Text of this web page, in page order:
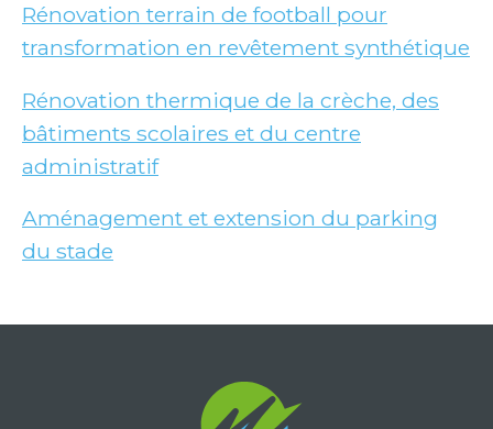
Rénovation terrain de football pour
transformation en revêtement synthétique
Rénovation thermique de la crèche, des
bâtiments scolaires et du centre
administratif
Aménagement et extension du parking
du stade